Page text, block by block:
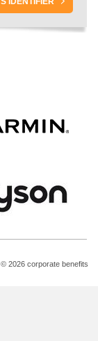
© 2026 corporate benefits